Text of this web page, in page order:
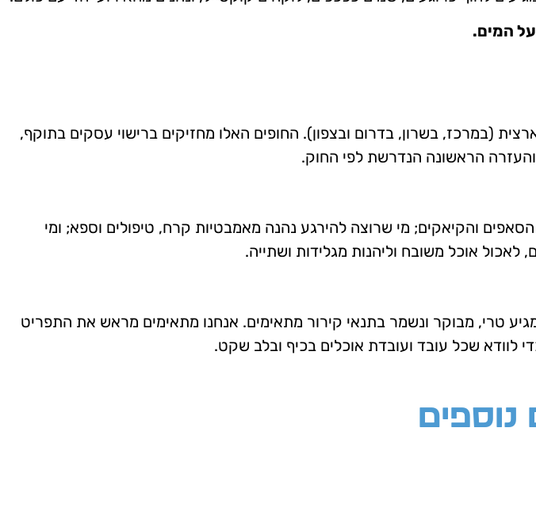
המים.
(במרכז, בשרון, בדרום ובצפון). החופים האלו מחזיקים ברישוי עסקים בתוקף,
הראשונה הנדרשת לפי החוק.
והקיאקים; מי שרוצה להירגע נהנה מאמבטיות קרח, טיפולים וספא; ומי
מגיע טרי, מבוקר ונשמר בתנאי קירור מתאימים. אנחנו מתאימים מראש את התפריט
לוודא שכל עובד ועובדת אוכלים בכיף ובלב שקט.